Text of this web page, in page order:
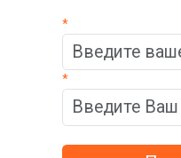
*
*